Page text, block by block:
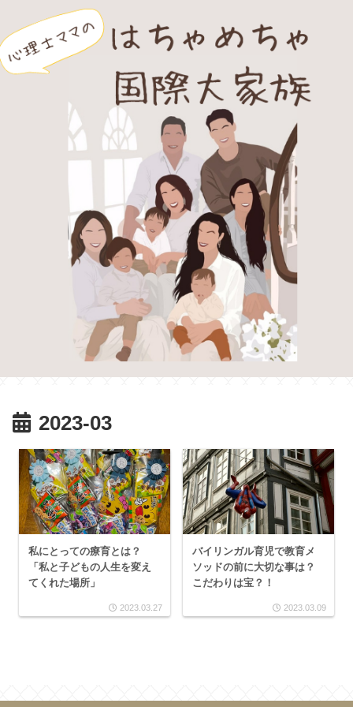
2023-03
私にとっての療育とは？
「私と子どもの人生を変え
てくれた場所」
2023.03.27
バイリンガル育児で教育メ
ソッドの前に大切な事は？
こだわりは宝？！
2023.03.09